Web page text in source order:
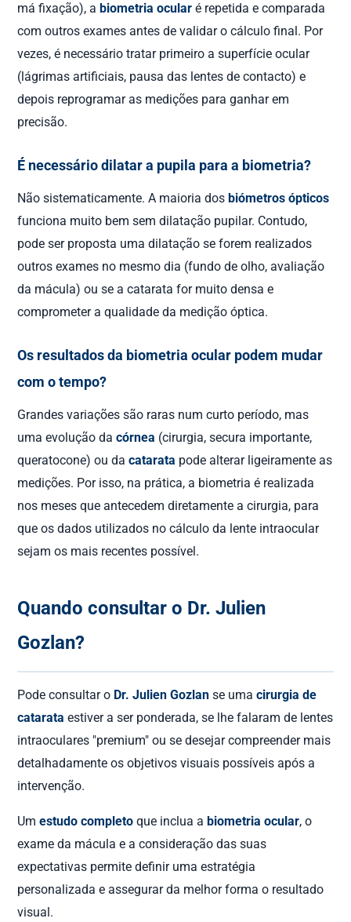
má fixação), a biometria ocular é repetida e comparada
com outros exames antes de validar o cálculo final. Por
vezes, é necessário tratar primeiro a superfície ocular
(lágrimas artificiais, pausa das lentes de contacto) e
depois reprogramar as medições para ganhar em
precisão.
É necessário dilatar a pupila para a biometria?
Não sistematicamente. A maioria dos biómetros ópticos
funciona muito bem sem dilatação pupilar. Contudo,
pode ser proposta uma dilatação se forem realizados
outros exames no mesmo dia (fundo de olho, avaliação
da mácula) ou se a catarata for muito densa e
comprometer a qualidade da medição óptica.
Os resultados da biometria ocular podem mudar
com o tempo?
Grandes variações são raras num curto período, mas
uma evolução dacórnea (cirurgia, secura importante,
queratocone) ou dacatarata pode alterar ligeiramente as
medições. Por isso, na prática, a biometria é realizada
nos meses que antecedem diretamente a cirurgia, para
que os dados utilizados no cálculo da lente intraocular
sejam os mais recentes possível.
Quando consultar o Dr. Julien
Gozlan?
Pode consultar o Dr. Julien Gozlan se umacirurgia de
catarata estiver a ser ponderada, se lhe falaram de lentes
intraoculares "premium" ou se desejar compreender mais
detalhadamente os objetivos visuais possíveis após a
intervenção.
Umestudo completo que inclua a biometria ocular, o
exame da mácula e a consideração das suas
expectativas permite definir uma estratégia
personalizada e assegurar da melhor forma o resultado
visual.